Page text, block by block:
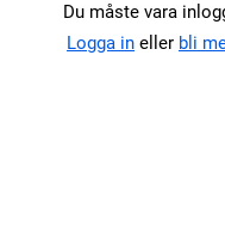
Du måste vara
Logga in eller bli